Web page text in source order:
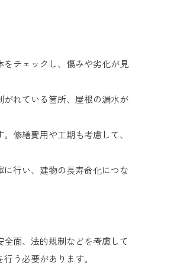
チェックし、傷みや劣化が見
れている箇所、屋根の漏水が
修繕費用や工期も考慮して、
行い、建物の長寿命化につな
面、法的規制などを考慮して
う必要があります。